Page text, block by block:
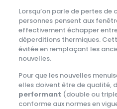
Lorsqu’on parle de pertes de
personnes pensent aux
effectivement échapper entre
déperditions thermiques.
évitée en remplaçant les
nouvelles.
Pour que les nouvelles
elles doivent être de qualité,
performant (double ou
conforme aux normes en